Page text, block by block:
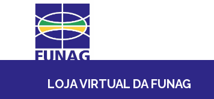
LOJA VIRTUAL DA FUNAG